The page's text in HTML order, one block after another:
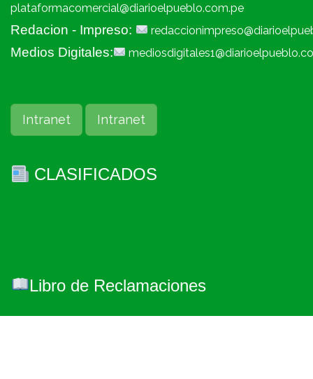
plataformacomercial@diarioelpueblo.com.pe
Redacion - Impreso:
Medios Digitales:
Intranet Intranet
CLASIFICADOS
Libro de Reclamaciones